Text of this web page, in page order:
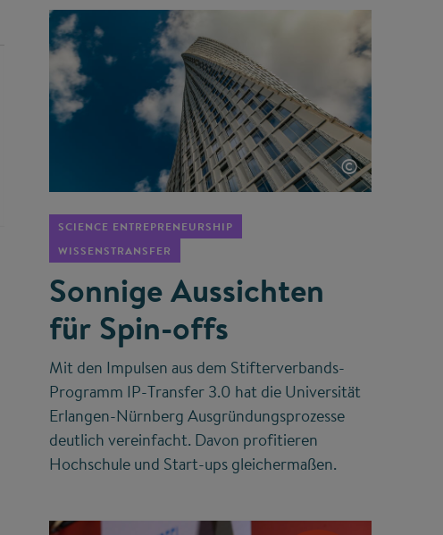
©
SCIENCE ENTREPRENEURSHIP
WISSENSTRANSFER
Sonnige Aussichten
für Spin-offs
Mit den Impulsen aus dem Stifterverbands-
Programm IP-Transfer 3.0 hat die Universität
Erlangen-Nürnberg Ausgründungsprozesse
deutlich vereinfacht. Davon profitieren
Hochschule und Start-ups gleichermaßen.